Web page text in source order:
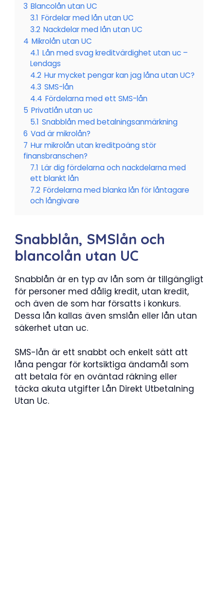
3 Blancolån utan UC
3.1 Fördelar med lån utan UC
3.2 Nackdelar med lån utan UC
4 Mikrolån utan UC
4.1 Lån med svag kreditvärdighet utan uc –
Lendags
4.2 Hur mycket pengar kan jag låna utan UC?
4.3 SMS-lån
4.4 Fördelarna med ett SMS-lån
5 Privatlån utan uc
5.1 Snabblån med betalningsanmärkning
6 Vad är mikrolån?
7 Hur mikrolån utan kreditpoäng stör
finansbranschen?
7.1 Lär dig fördelarna och nackdelarna med
ett blankt lån
7.2 Fördelarna med blanka lån för låntagare
och långivare
Snabblån, SMSlån och
blancolån utan UC
Snabblån är en typ av lån som är tillgängligt
för personer med dålig kredit, utan kredit,
och även de som har försatts i konkurs.
Dessa lån kallas även smslån eller lån utan
säkerhet utan uc.
SMS-lån är ett snabbt och enkelt sätt att
låna pengar för kortsiktiga ändamål som
att betala för en oväntad räkning eller
täcka akuta utgifter Lån Direkt Utbetalning
Utan Uc.